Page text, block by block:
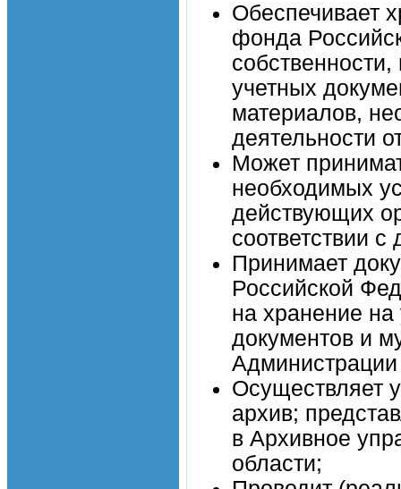
Обеспечивает
фонда
учетных
материалов,
деятельности
Может
необходимых
действующих
соответствии
Принимает
Российской
на хранение
документов и
Осуществляет
архив;
в Архивное
области;